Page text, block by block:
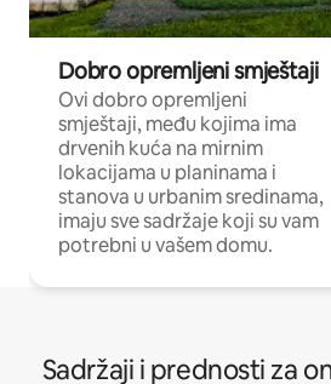
Dobro opremljeni smještaji
Ovi dobro opremljeni
smještaji, među kojima ima
drvenih kuća na mirnim
lokacijama u planinama i
stanova u urbanim sredinama,
imaju sve sadržaje koji su vam
potrebni u vašem domu.
Sadržaji i prednosti za